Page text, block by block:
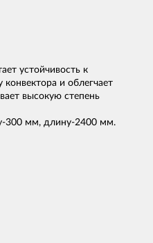
устойчивость к
и облегчает
высокую степень
300 мм, длину-2400 мм.